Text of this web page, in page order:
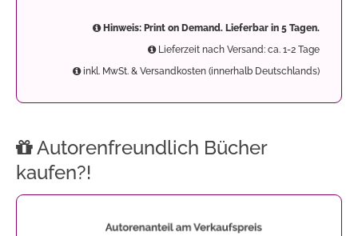
Hinweis: Print on Demand. Lieferbar in 5 Tagen.
Lieferzeit nach Versand: ca. 1-2 Tage
inkl. MwSt. & Versandkosten (innerhalb Deutschlands)
Autorenfreundlich Bücher
kaufen?!